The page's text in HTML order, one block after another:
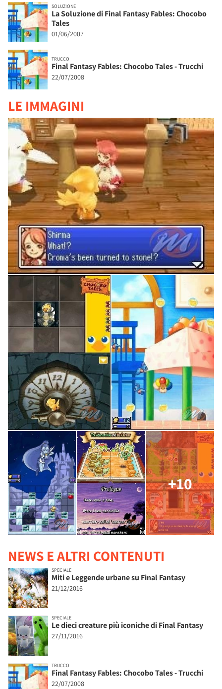
SOLUZIONE
La Soluzione di Final Fantasy Fables: Chocobo
Tales
01/06/2007
TRUCCO
Final Fantasy Fables: Chocobo Tales - Trucchi
22/07/2008
LE IMMAGINI
+10
NEWS E ALTRI CONTENUTI
SPECIALE
Miti e Leggende urbane su Final Fantasy
21/12/2016
SPECIALE
Le dieci creature più iconiche di Final Fantasy
27/11/2016
TRUCCO
Final Fantasy Fables: Chocobo Tales - Trucchi
22/07/2008